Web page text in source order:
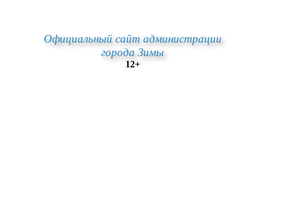
Официальный сайт администрации
города Зимы
12+